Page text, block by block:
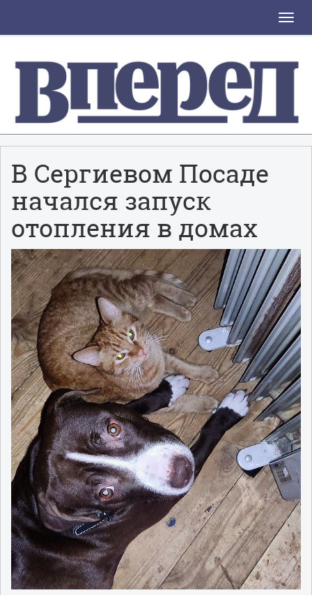
Toggle
В Сергиевом Посаде
начался запуск
отопления в домах